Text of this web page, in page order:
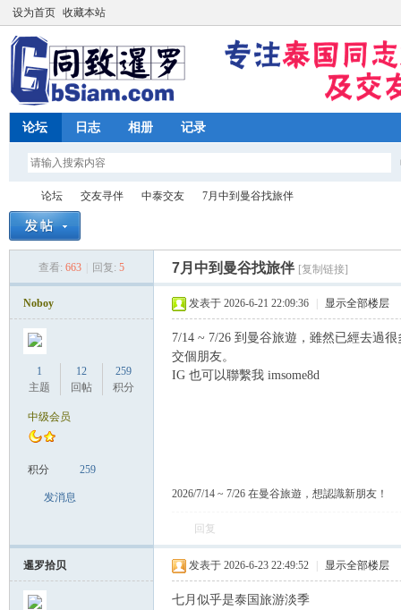
设为首页 收藏本站
论坛 日志 相册 记录
论坛
›
交友寻伴
›
中泰交友
›
7月中到曼谷找旅伴
查看: 663 回复: 5 7月中到曼谷找旅伴 [复制链接]
Noboy
1
主题
12
回帖
259
积分
中级会员
积分 259
发消息
发表于 2026-6-21 22:09:36 显示全部楼层
7/14 ~ 7/26 到曼谷旅遊，雖然已經去過
交個朋友。
IG 也可以聯繫我 imsome8d
2026/7/14 ~ 7/26 在曼谷旅遊，想認識新朋友！
回复
暹罗拾贝 发表于 2026-6-23 22:49:52 显示全部楼层
七月似乎是泰国旅游淡季